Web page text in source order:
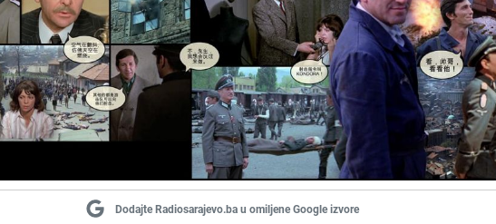
Dodajte Radiosarajevo.ba u omiljene Google izvore